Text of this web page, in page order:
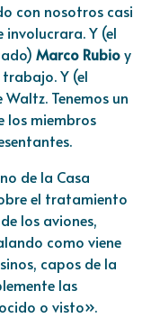
con nosotros casi
involucrara. Y (el
Marco Rubioy
Y (el
Tenemos un
los miembros
de la Casa
el tratamiento
los aviones,
como viene
capos de la
las
o visto».